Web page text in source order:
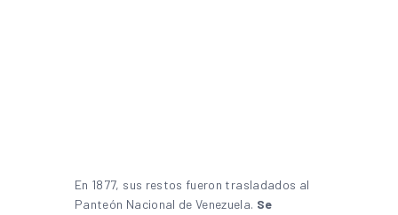
En 1877, sus restos fueron trasladados al
Panteón Nacional de Venezuela. Se